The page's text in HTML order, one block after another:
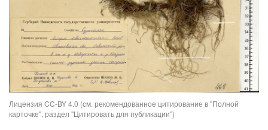
Лицензия CC-BY 4.0 (см. рекомендованное цитирование в "Полной
карточке", раздел "Цитировать для публикации")